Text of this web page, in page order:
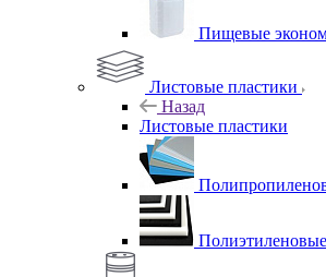
Пищевые
Листовые пластики
Назад
Листовые пластики